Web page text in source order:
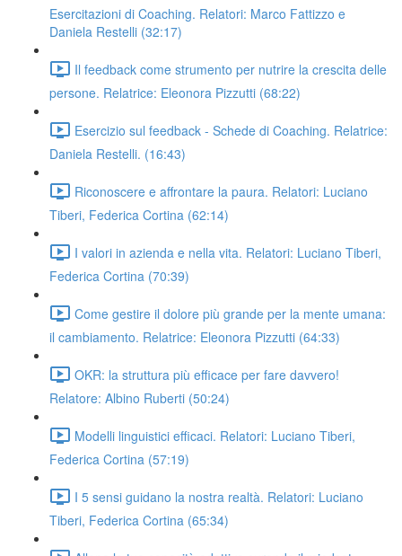
Esercitazioni di Coaching. Relatori: Marco Fattizzo e
Daniela Restelli (32:17)
Il feedback come strumento per nutrire la crescita delle
persone. Relatrice: Eleonora Pizzutti (68:22)
Esercizio sul feedback - Schede di Coaching. Relatrice:
Daniela Restelli. (16:43)
Riconoscere e affrontare la paura. Relatori: Luciano
Tiberi, Federica Cortina (62:14)
I valori in azienda e nella vita. Relatori: Luciano Tiberi,
Federica Cortina (70:39)
Come gestire il dolore più grande per la mente umana:
il cambiamento. Relatrice: Eleonora Pizzutti (64:33)
OKR: la struttura più efficace per fare davvero!
Relatore: Albino Ruberti (50:24)
Modelli linguistici efficaci. Relatori: Luciano Tiberi,
Federica Cortina (57:19)
I 5 sensi guidano la nostra realtà. Relatori: Luciano
Tiberi, Federica Cortina (65:34)